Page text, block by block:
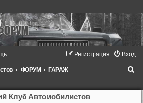
Вход
Регистрация
ФОРУМ
ГАРАЖ
Клуб Автомобилистов